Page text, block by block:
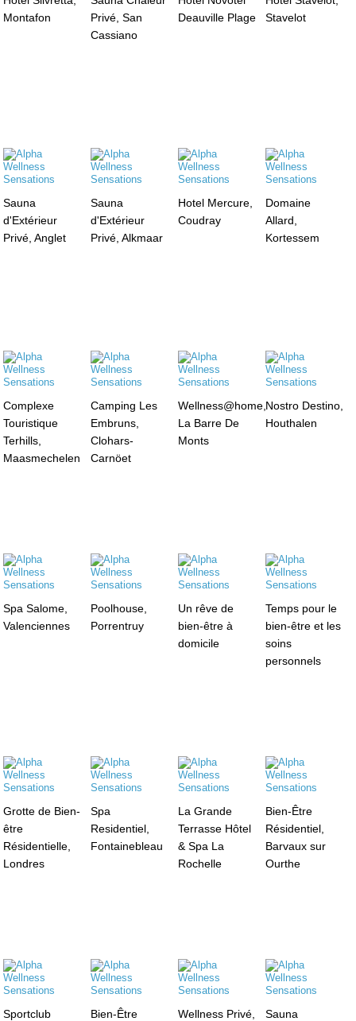
Montafon
Privé, San
Cassiano
Deauville Plage
Stavelot
Sauna
d'Extérieur
Privé, Anglet
Sauna
d'Extérieur
Privé, Alkmaar
Hotel Mercure,
Coudray
Domaine
Allard,
Kortessem
Complexe
Touristique
Terhills,
Maasmechelen
Camping Les
Embruns,
Clohars-
Carnöet
Wellness@home,
La Barre De
Monts
Nostro Destino,
Houthalen
Spa Salome,
Valenciennes
Poolhouse,
Porrentruy
Un rêve de
bien-être à
domicile
Temps pour le
bien-être et les
soins
personnels
Grotte de Bien-
être
Résidentielle,
Londres
Spa
Residentiel,
Fontainebleau
La Grande
Terrasse Hôtel
& Spa La
Rochelle
Bien-Être
Résidentiel,
Barvaux sur
Ourthe
Sportclub
Bien-Être
Wellness Privé,
Sauna